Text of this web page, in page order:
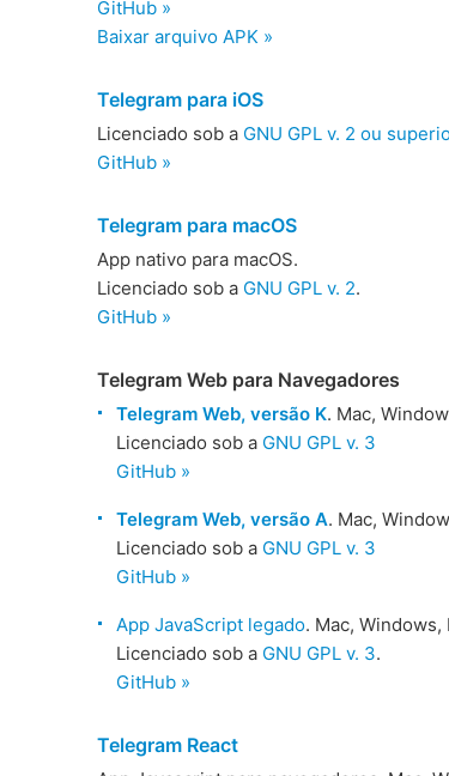
GitHub »
Baixar arquivo APK »
Telegram para iOS
Licenciado sob a GNU GPL v. 2 ou
GitHub »
Telegram para macOS
App nativo para macOS.
Licenciado sob a GNU GPL v. 2.
GitHub »
Telegram Web para Navegadores
Telegram Web, versão K. Mac,
Licenciado sob a GNU GPL v. 3
GitHub »
Telegram Web, versão A. Mac,
Licenciado sob a GNU GPL v. 3
GitHub »
App JavaScript legado. Mac, Windows,
Licenciado sob a GNU GPL v. 3.
GitHub »
Telegram React